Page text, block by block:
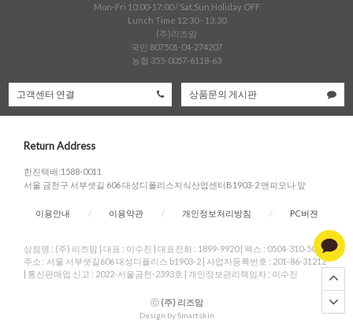
Mon-Fri 10:00-17:00 / Sat,Sun,Holiday OFF
Lunch Time 12:30 - 13:30
(주)리즈맘
국민 807501-04-274207
농협 355-0057-6118-63
고객센터 연결 상품문의 게시판
Return Address
한진택배:1588-0011
서울 금천구 서부샛길 606 대성디폴리스지식산업센터B1903-2 앤피오나 앞
이용안내 / 이용약관 / 개인정보처리방침 / PC버젼
상점명 : (주) 리즈맘 | 대표 : 이수진 | 대표전화 : 1899-9920 | 팩스 : 0504-310-5004
주소 : 서울 서부샛길606 대성디폴리스 b1903-2 | 사업자등록번호 : 201-86-31212
| 통신판매업 신고 : 2022-서울금천-2393호 | 개인정보관리책임자 : 이수진
ⓒ (주) 리즈맘